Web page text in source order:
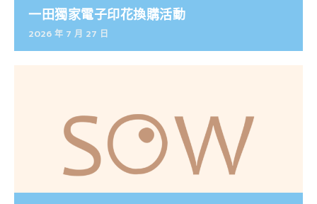
一田獨家電子印花換購活動
2026 年 7 月 27 日